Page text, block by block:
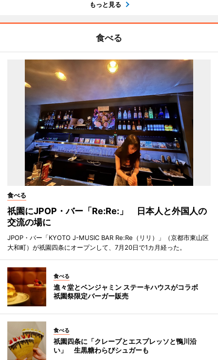
もっと見る
食べる
食べる
祇園にJPOP・バー「Re:Re:」 日本人と外国人の
交流の場に
JPOP・バー「KYOTO J-MUSIC BAR Re:Re（リリ）」（京都市東山区
大和町）が祇園四条にオープンして、7月20日で1カ月経った。
食べる
進々堂とベンジャミン ステーキハウスがコラボ
祇園祭限定バーガー販売
食べる
祇園四条に「クレープとエスプレッソと鴨川沿
い」 生黒糖わらびシュガーも